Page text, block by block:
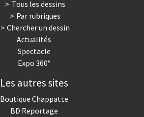
Tous les dessins
Par rubriques
Chercher un dessin
Actualités
Spectacle
Expo 360°
Les autres sites
Boutique Chappatte
BD Reportage